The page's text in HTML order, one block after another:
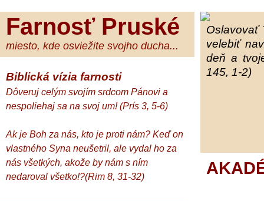
Farnosť Pruské
miesto, kde osviežite svojho ducha...
Biblická vízia farnosti
Dôveruj celým svojím srdcom Pánovi a
nespoliehaj sa na svoj um! (Prís 3, 5-6)
Ak je Boh za nás, kto je proti nám? Keď on
vlastného Syna neušetril, ale vydal ho za
nás všetkých, akože by nám s ním
nedaroval všetko!?(Rim 8, 31-32)
Oslavovať
velebiť
deň a
145, 1-2)